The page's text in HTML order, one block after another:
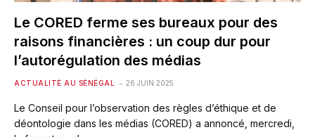
Le CORED ferme ses bureaux pour des
raisons financières : un coup dur pour
l’autorégulation des médias
ACTUALITÉ AU SÉNÉGAL 26 JUIN 2025
Le Conseil pour l’observation des règles d’éthique et de
déontologie dans les médias (CORED) a annoncé, mercredi,